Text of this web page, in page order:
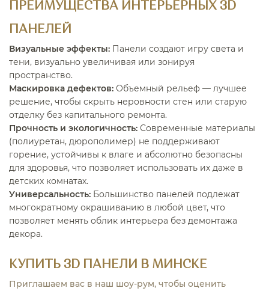
ПРЕИМУЩЕСТВА ИНТЕРЬЕРНЫХ 3D
ПАНЕЛЕЙ
Визуальные эффекты: Панели создают игру света и
тени, визуально увеличивая или зонируя
пространство.
Маскировка дефектов: Объемный рельеф — лучшее
решение, чтобы скрыть неровности стен или старую
отделку без капитального ремонта.
Прочность и экологичность: Современные материалы
(полиуретан, дюрополимер) не поддерживают
горение, устойчивы к влаге и абсолютно безопасны
для здоровья, что позволяет использовать их даже в
детских комнатах.
Универсальность: Большинство панелей подлежат
многократному окрашиванию в любой цвет, что
позволяет менять облик интерьера без демонтажа
декора.
КУПИТЬ 3D ПАНЕЛИ В МИНСКЕ
Приглашаем вас в наш шоу-рум, чтобы оценить